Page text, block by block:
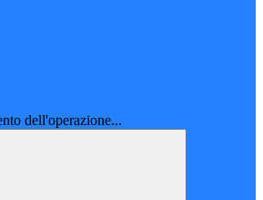
dell'operazione...